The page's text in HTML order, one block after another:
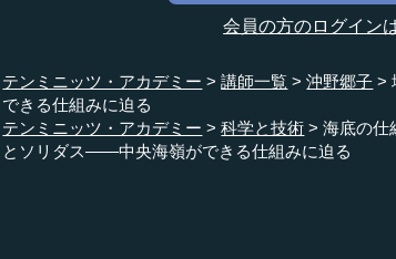
会員の方のログイン
テンミニッツ・アカデミー 講師一覧 沖野郷子
できる仕組みに迫る
テンミニッツ・アカデミー
科学と技術 海底の仕
とソリダス――中央海嶺ができる仕組みに迫る